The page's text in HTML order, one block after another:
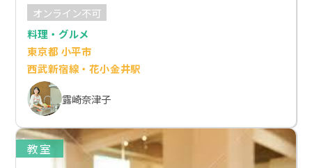
オンライン不可
料理・グルメ
東京都 小平市
西武新宿線・花小金井駅
露崎奈津子
教室